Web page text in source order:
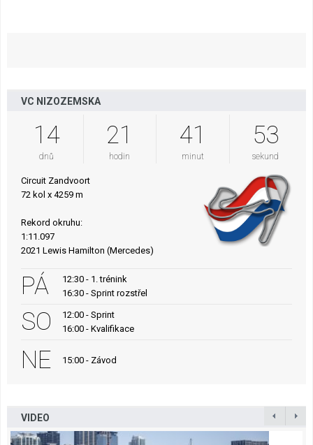
VC NIZOZEMSKA
14
dnů
21
hodin
41
minut
52
sekund
Circuit Zandvoort
72 kol x 4259 m
Rekord okruhu:
1:11.097
2021 Lewis Hamilton (Mercedes)
PÁ
12:30 - 1. trénink
16:30 - Sprint rozstřel
SO
12:00 - Sprint
16:00 - Kvalifikace
NE 15:00 - Závod
VIDEO